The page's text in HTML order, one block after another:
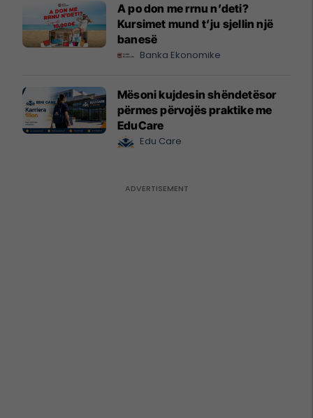
A po don me rrnu n’deti?
Kursimet mund t’ju sjellin një
banesë
Banka Ekonomike
Mësoni kujdesin shëndetësor
përmes përvojës praktike me
EduCare
Edu Care